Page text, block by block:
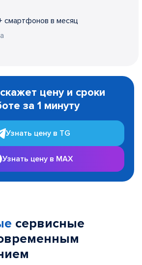
смартфонов в месяц
цену и сроки
за 1 минуту
Узнать цену в TG
Узнать цену в MAX
сервисные